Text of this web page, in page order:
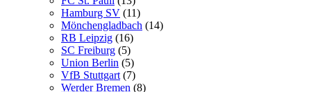
Hamburg SV (11)
Mönchengladbach (14)
RB Leipzig (16)
SC Freiburg (5)
Union Berlin (5)
VfB Stuttgart (7)
Werder Bremen (8)